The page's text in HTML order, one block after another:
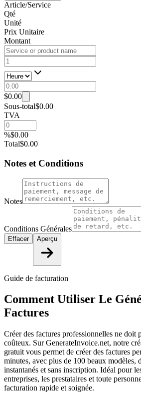
Article/Service
Qté
Unité
Prix Unitaire
Montant
$0.00
Sous-total$0.00
TVA
%$0.00
Total$0.00
Notes et Conditions
Notes
Conditions Générales
Effacer Aperçu
Guide de facturation
Comment Utiliser Le
Factures
Créer des factures professionnelles ne doit
coûteux. Sur GenerateInvoice.net, notre
gratuit vous permet de créer des factures
minutes, avec plus de 100 beaux modèles,
instantanés et sans inscription. Idéal pour
entreprises, les prestataires et toute
facturation rapide et soignée.